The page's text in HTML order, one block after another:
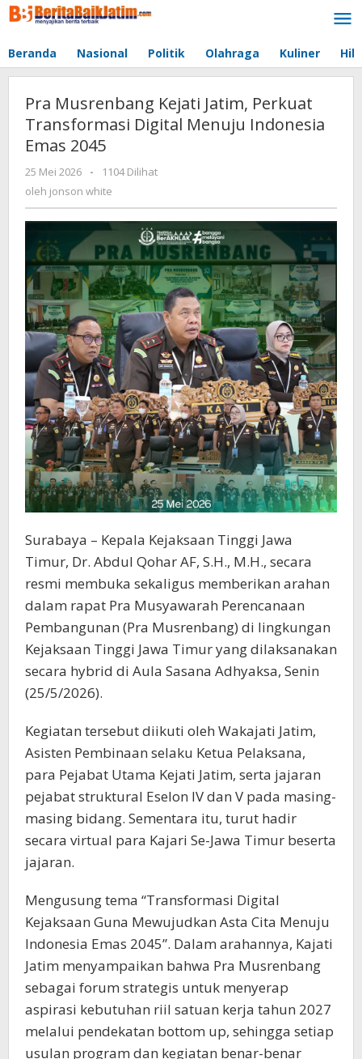
Lewati
ke
Beranda Nasional Politik Olahraga Kuliner
Pra Musrenbang Kejati Jatim, Perkuat
Transformasi Digital Menuju Indonesia
Emas 2045
25 Mei 2026
oleh
jonson
-
1104 Dilihat
oleh jonson white
Surabaya – Kepala Kejaksaan Tinggi Jawa
Timur, Dr. Abdul Qohar AF, S.H., M.H., secara
resmi membuka sekaligus memberikan arahan
dalam rapat Pra Musyawarah Perencanaan
Pembangunan (Pra Musrenbang) di lingkungan
Kejaksaan Tinggi Jawa Timur yang dilaksanakan
secara hybrid di Aula Sasana Adhyaksa, Senin
(25/5/2026).
Kegiatan tersebut diikuti oleh Wakajati Jatim,
Asisten Pembinaan selaku Ketua Pelaksana,
para Pejabat Utama Kejati Jatim, serta jajaran
pejabat struktural Eselon IV dan V pada masing-
masing bidang. Sementara itu, turut hadir
secara virtual para Kajari Se-Jawa Timur beserta
jajaran.
Mengusung tema “Transformasi Digital
Kejaksaan Guna Mewujudkan Asta Cita Menuju
Indonesia Emas 2045”. Dalam arahannya, Kajati
Jatim menyampaikan bahwa Pra Musrenbang
sebagai forum strategis untuk menyerap
aspirasi kebutuhan riil satuan kerja tahun 2027
melalui pendekatan bottom up, sehingga setiap
usulan program dan kegiatan benar-benar